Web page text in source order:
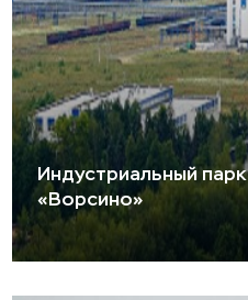
Индустриальный парк
«Ворсино»